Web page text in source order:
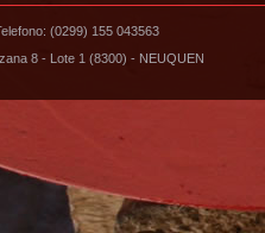
(0299) 155 043563
8 - Lote 1 (8300) - NEUQUEN